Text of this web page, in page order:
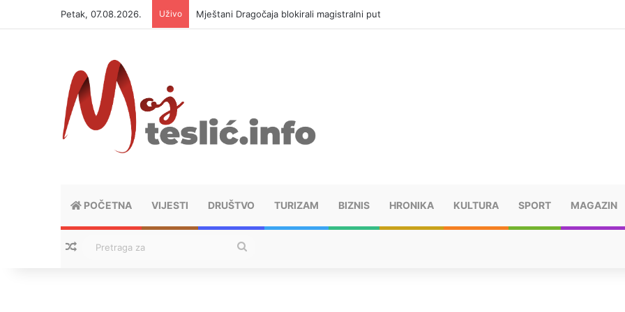
Petak, 07.08.2026. Uživo Mještani Dragočaja blokirali magistralni put
POČETNA VIJESTI DRUŠTVO TURIZAM BIZNIS HRONIKA KULTURA SPORT MAGAZIN
Nasumični tekstovi